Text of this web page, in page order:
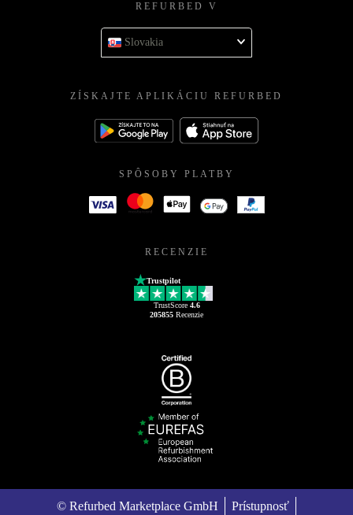
REFURBED V
Slovakia
ZÍSKAJTE APLIKÁCIU REFURBED
SPÔSOBY PLATBY
RECENZIE
Trustpilot
TrustScore 4.6
205855 Recenzie
© Refurbed Marketplace GmbH Prístupnosť